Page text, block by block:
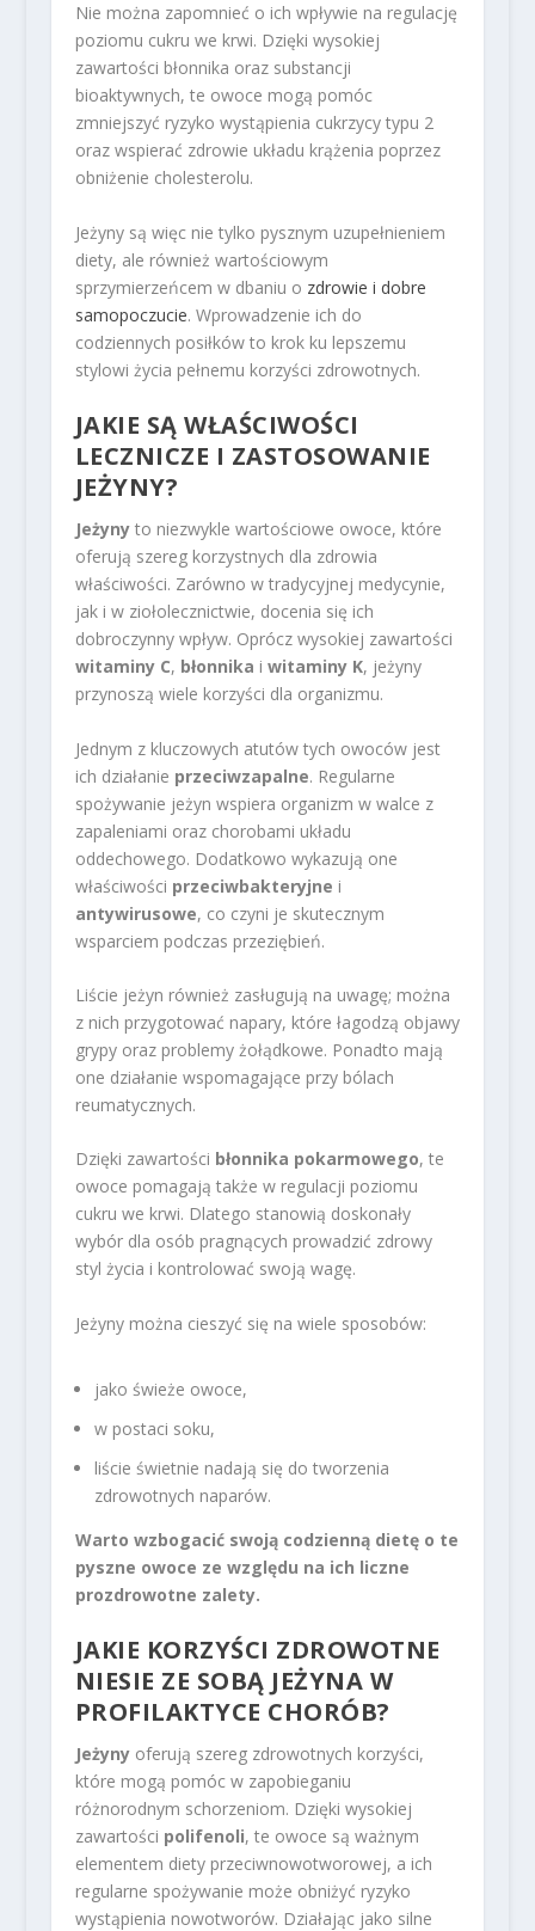
Nie można zapomnieć o ich wpływie na regulację
poziomu cukru we krwi. Dzięki wysokiej
zawartości błonnika oraz substancji
bioaktywnych, te owoce mogą pomóc
zmniejszyć ryzyko wystąpienia cukrzycy typu 2
oraz wspierać zdrowie układu krążenia poprzez
obniżenie cholesterolu.
Jeżyny są więc nie tylko pysznym uzupełnieniem
diety, ale również wartościowym
sprzymierzeńcem w dbaniu o zdrowie i dobre
samopoczucie. Wprowadzenie ich do
codziennych posiłków to krok ku lepszemu
stylowi życia pełnemu korzyści zdrowotnych.
JAKIE SĄ WŁAŚCIWOŚCI
LECZNICZE I ZASTOSOWANIE
JEŻYNY?
Jeżynyto niezwykle wartościowe owoce, które
oferują szereg korzystnych dla zdrowia
właściwości. Zarówno w tradycyjnej medycynie,
jak i w ziołolecznictwie, docenia się ich
dobroczynny wpływ. Oprócz wysokiej zawartości
witaminy C, błonnika i witaminy K, jeżyny
przynoszą wiele korzyści dla organizmu.
Jednym z kluczowych atutów tych owoców jest
ich działanie przeciwzapalne. Regularne
spożywanie jeżyn wspiera organizm w walce z
zapaleniami oraz chorobami układu
oddechowego. Dodatkowo wykazują one
właściwości przeciwbakteryjne i
antywirusowe, co czyni je skutecznym
wsparciem podczas przeziębień.
Liście jeżyn również zasługują na uwagę; można
z nich przygotować napary, które łagodzą objawy
grypy oraz problemy żołądkowe. Ponadto mają
one działanie wspomagające przy bólach
reumatycznych.
Dzięki zawartości błonnika pokarmowego, te
owoce pomagają także w regulacji poziomu
cukru we krwi. Dlatego stanowią doskonały
wybór dla osób pragnących prowadzić zdrowy
styl życia i kontrolować swoją wagę.
Jeżyny można cieszyć się na wiele sposobów:
jako świeże owoce,
w postaci soku,
liście świetnie nadają się do tworzenia
zdrowotnych naparów.
Warto wzbogacić swoją codzienną dietę o te
pyszne owoce ze względu na ich liczne
prozdrowotne zalety.
JAKIE KORZYŚCI ZDROWOTNE
NIESIE ZE SOBĄ JEŻYNA W
PROFILAKTYCE CHORÓB?
Jeżynyoferują szereg zdrowotnych korzyści,
które mogą pomóc w zapobieganiu
różnorodnym schorzeniom. Dzięki wysokiej
zawartości polifenoli, te owoce są ważnym
elementem diety przeciwnowotworowej, a ich
regularne spożywanie może obniżyć ryzyko
wystąpienia nowotworów. Działając jako silne